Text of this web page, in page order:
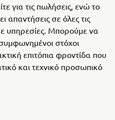
για τις πωλήσεις, ενώ το
απαντήσεις σε όλες τις
υπηρεσίες. Μπορούμε να
στόχοι
επιτόπια φροντίδα που
και τεχνικό προσωπικό